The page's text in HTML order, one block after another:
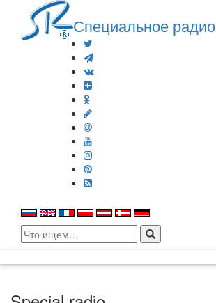
Специальное радио
Search
for: